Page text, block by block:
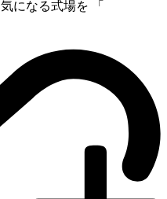
気になる式場を 「